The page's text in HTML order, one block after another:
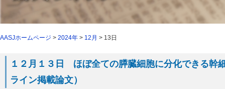
AASJホームページ > 2024年 > 12月 > 13日
１２月１３日 ほぼ全ての膵臓細胞に分化できる幹
ライン掲載論文）